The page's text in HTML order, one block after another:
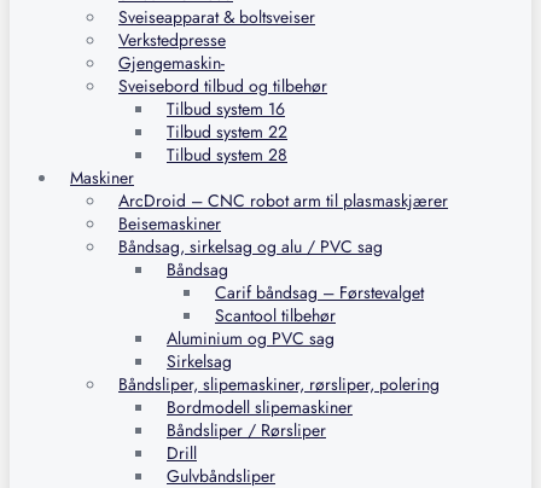
Sveiseapparat & boltsveiser
Verkstedpresse
Gjengemaskin-
Sveisebord tilbud og tilbehør
Tilbud system 16
Tilbud system 22
Tilbud system 28
Maskiner
ArcDroid – CNC robot arm til plasmaskjærer
Beisemaskiner
Båndsag, sirkelsag og alu / PVC sag
Båndsag
Carif båndsag – Førstevalget
Scantool tilbehør
Aluminium og PVC sag
Sirkelsag
Båndsliper, slipemaskiner, rørsliper, polering
Bordmodell slipemaskiner
Båndsliper / Rørsliper
Drill
Gulvbåndsliper